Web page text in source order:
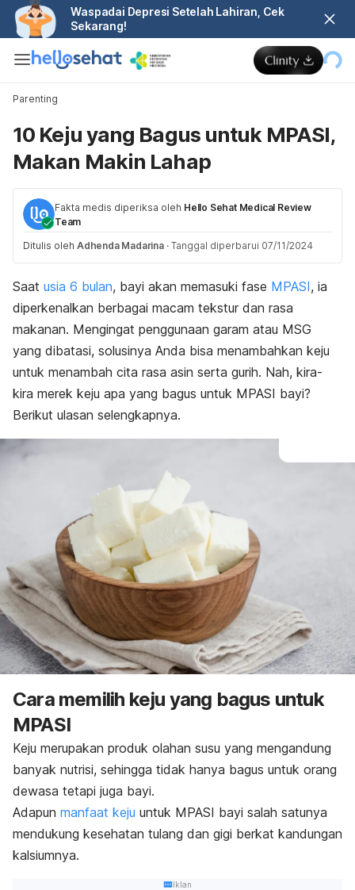
Waspadai Depresi Setelah Lahiran, Cek
Sekarang!
Parenting
10 Keju yang Bagus untuk MPASI,
Makan Makin Lahap
Fakta medis diperiksa oleh Hello Sehat Medical Review
Team
Ditulis oleh Adhenda Madarina · Tanggal diperbarui 07/11/2024
Saat usia 6 bulan, bayi akan memasuki fase MPASI, ia
diperkenalkan berbagai macam tekstur dan rasa
makanan. Mengingat penggunaan garam atau MSG
yang dibatasi, solusinya Anda bisa menambahkan keju
untuk menambah cita rasa asin serta gurih. Nah, kira-
kira merek keju apa yang bagus untuk MPASI bayi?
Berikut ulasan selengkapnya.
Cara memilih keju yang bagus untuk
MPASI
Keju merupakan produk olahan susu yang mengandung
banyak nutrisi, sehingga tidak hanya bagus untuk orang
dewasa tetapi juga bayi.
Adapun manfaat keju untuk MPASI bayi salah satunya
mendukung kesehatan tulang dan gigi berkat kandungan
kalsiumnya.
Iklan